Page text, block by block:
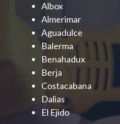
Albox
Almerimar
Aguadulce
Balerma
Benahadux
Berja
Costacabana
Dalias
El Ejido